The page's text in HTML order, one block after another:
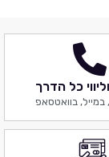
כל הדרך
במייל, בוואטסאפ